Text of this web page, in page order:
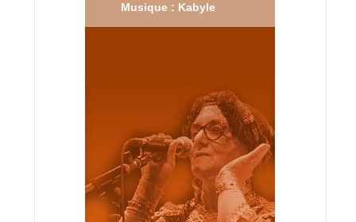
Musique : Kabyle